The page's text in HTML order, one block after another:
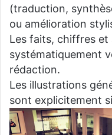
(traduction,
ou amélioration
Les faits, chiffres et
systématiquement
rédaction.
Les illustrations
sont explicitement